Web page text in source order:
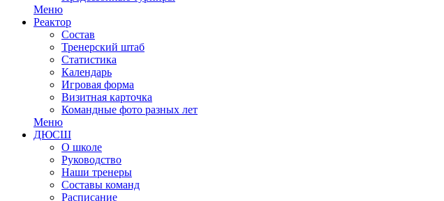
Меню
Реактор
Состав
Тренерский штаб
Статистика
Календарь
Игровая форма
Визитная карточка
Командные фото разных лет
Меню
ДЮСШ
О школе
Руководство
Наши тренеры
Составы команд
Расписание